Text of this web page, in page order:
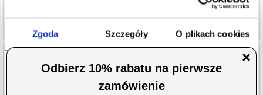
Zgoda Szczegóły O plikach cookies
Niniejsza strona korzysta z plików cookie